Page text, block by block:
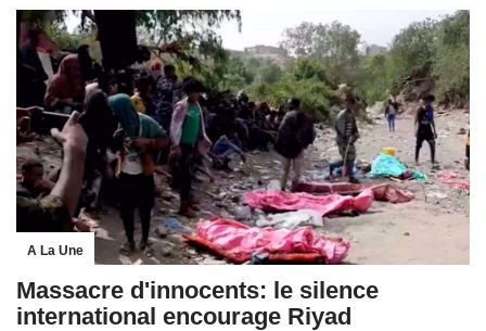
A La Une
Massacre d'innocents: le silence
international encourage Riyad